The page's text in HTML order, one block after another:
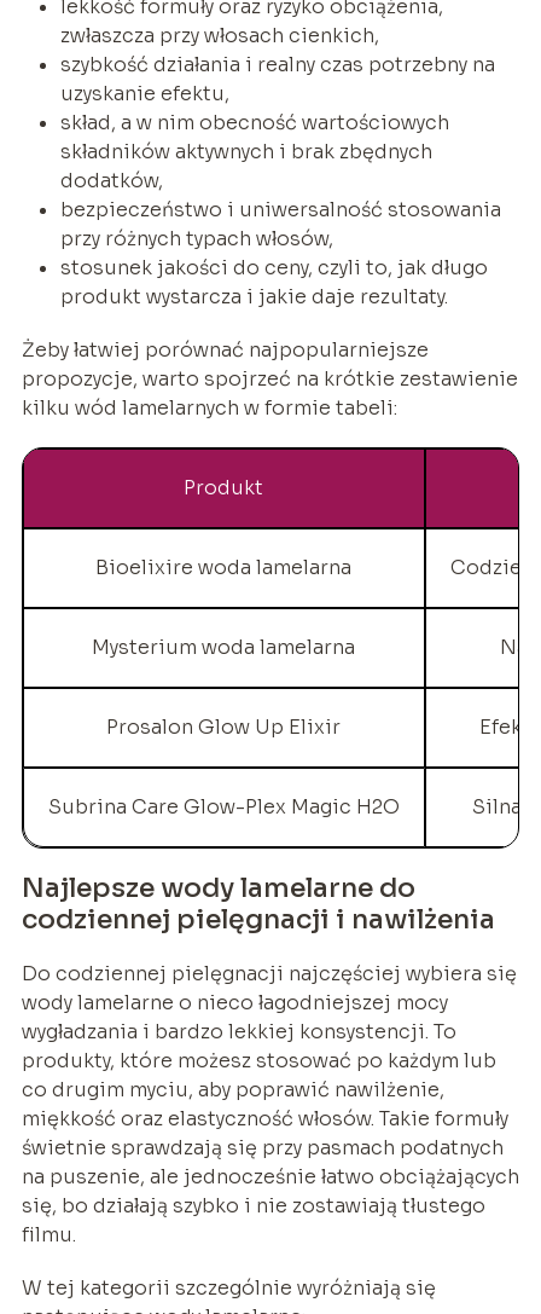
lekkość formuły oraz ryzyko obciążenia,
zwłaszcza przy włosach cienkich,
szybkość działania i realny czas potrzebny na
uzyskanie efektu,
skład, a w nim obecność wartościowych
składników aktywnych i brak zbędnych
dodatków,
bezpieczeństwo i uniwersalność stosowania
przy różnych typach włosów,
stosunek jakości do ceny, czyli to, jak długo
produkt wystarcza i jakie daje rezultaty.
Żeby łatwiej porównać najpopularniejsze
propozycje, warto spojrzeć na krótkie zestawienie
kilku wód lamelarnych w formie tabeli:
Produkt
Bioelixire woda lamelarna
Mysterium woda lamelarna
Prosalon Glow Up Elixir Efekt
Subrina Care Glow-Plex Magic H2O Silna
Najlepsze wody lamelarne do
codziennej pielęgnacji i nawilżenia
Do codziennej pielęgnacji najczęściej wybiera się
wody lamelarne o nieco łagodniejszej mocy
wygładzania i bardzo lekkiej konsystencji. To
produkty, które możesz stosować po każdym lub
co drugim myciu, aby poprawić nawilżenie,
miękkość oraz elastyczność włosów. Takie formuły
świetnie sprawdzają się przy pasmach podatnych
na puszenie, ale jednocześnie łatwo obciążających
się, bo działają szybko i nie zostawiają tłustego
filmu.
W tej kategorii szczególnie wyróżniają się